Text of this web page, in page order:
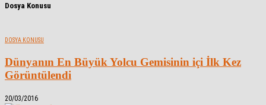
Dosya Konusu
DOSYA KONUSU
Dünyanın En Büyük Yolcu Gemisinin içi İlk Kez
Görüntülendi
20/03/2016